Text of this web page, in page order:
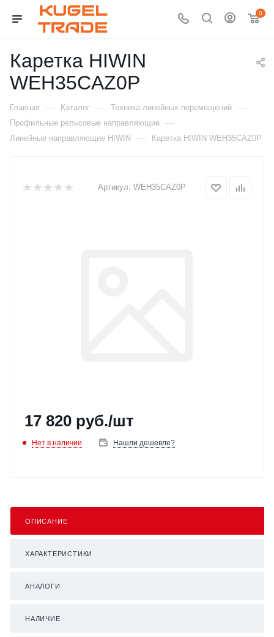
0
Каретка HIWIN
WEH35CAZ0P
Главная — Каталог — Техника линейных перемещений —
Профильные рельсовые направляющие —
Линейные направляющие HIWIN — Каретка HIWIN WEH35CAZ0P
Артикул: WEH35CAZ0P
17 820 руб./шт
Нет в наличии Нашли дешевле?
ОПИСАНИЕ
ХАРАКТЕРИСТИКИ
АНАЛОГИ
НАЛИЧИЕ